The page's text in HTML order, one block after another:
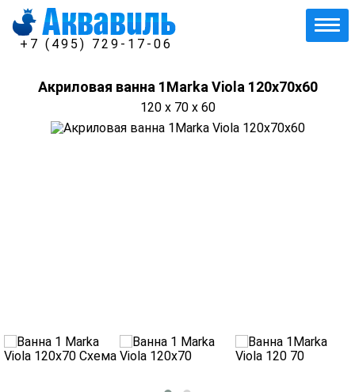
+7 (495) 729-17-06
Акриловая ванна 1Marka Viola 120x70x60
120 x 70 x 60